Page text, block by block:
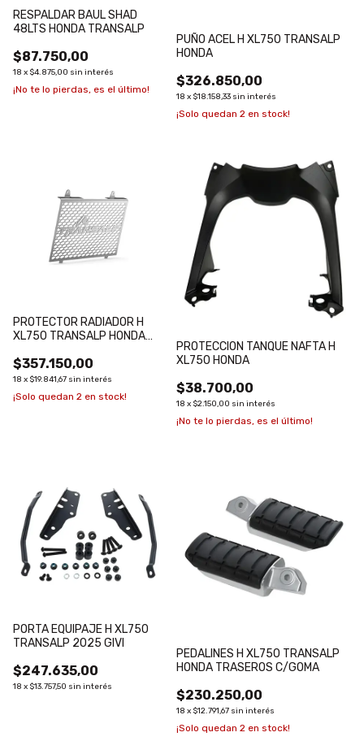
RESPALDAR BAUL SHAD
48LTS HONDA TRANSALP
$87.750,00
18 x $4.875,00 sin interés
¡No te lo pierdas, es el último!
PUÑO ACEL H XL750 TRANSALP
HONDA
$326.850,00
18 x $18.158,33 sin interés
¡Solo quedan 2 en stock!
PROTECTOR RADIADOR H
XL750 TRANSALP HONDA
$357.150,00
18 x $19.841,67 sin interés
¡Solo quedan 2 en stock!
PROTECCION TANQUE NAFTA H
XL750 HONDA
$38.700,00
18 x $2.150,00 sin interés
¡No te lo pierdas, es el último!
PORTA EQUIPAJE H XL750
TRANSALP 2025 GIVI
$247.635,00
18 x $13.757,50 sin interés
PEDALINES H XL750 TRANSALP
HONDA TRASEROS C/GOMA
$230.250,00
18 x $12.791,67 sin interés
¡Solo quedan 2 en stock!